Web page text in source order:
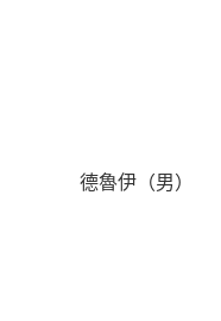
德魯伊（男）